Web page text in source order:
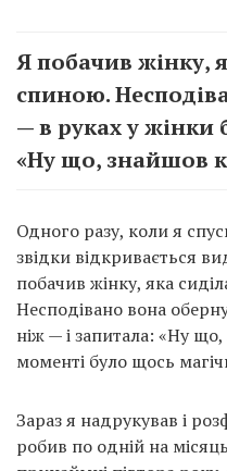
Я побачив жінку,
спиною.
— в руках у жінки
«Ну що, знайшов
Одного разу, коли я
звідки відкривається
побачив жінку, яка
Несподівано вона
ніж — і запитала: «Ну
моменті було щось
Зараз я надрукував і
робив по одній на